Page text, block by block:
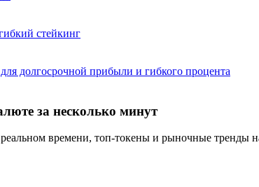
стейкинг
долгосрочной прибыли и гибкого процента
за несколько минут
времени, топ-токены и рыночные тренды